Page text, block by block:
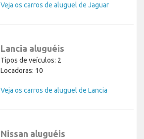
Veja os carros de aluguel de Jaguar
Lancia aluguéis
Tipos de veículos: 2
Locadoras: 10
Veja os carros de aluguel de Lancia
Nissan aluguéis